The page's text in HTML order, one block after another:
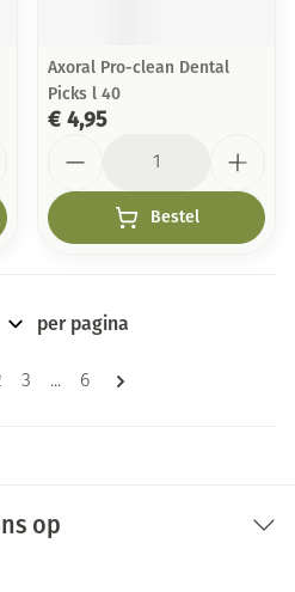
Axoral Pro-clean Dental
Picks l 40
€ 4,95
Bestel
Pagina's
momenteel pagina
Pagina
3 ... Pagina
6
per pagina
op